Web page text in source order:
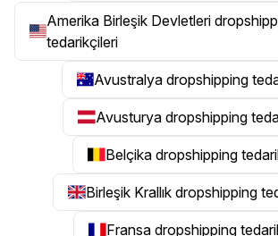
Amerika Birleşik Devletleri
tedarikçileri
Avustralya dropshipping
Avusturya dropshipping
Belçika dropshipping
Birleşik Krallık dropshipping
Fransa dropshipping